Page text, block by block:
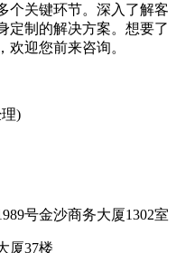
个关键环节。深入了解客
定制的解决方案。想要了
迎您前来咨询。
)
号金沙商务大厦1302室
厦37楼